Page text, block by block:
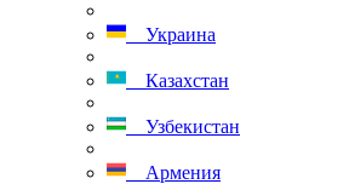
Украина
Казахстан
Узбекистан
Армения